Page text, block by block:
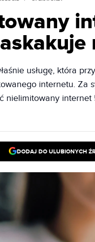
usługę, która
internetu. Za
nielimitowany
DODAJ DO ULUBIONYCH